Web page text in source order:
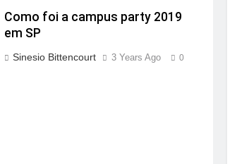
Como foi a campus party 2019
em SP
Sinesio Bittencourt 3 Years Ago 0